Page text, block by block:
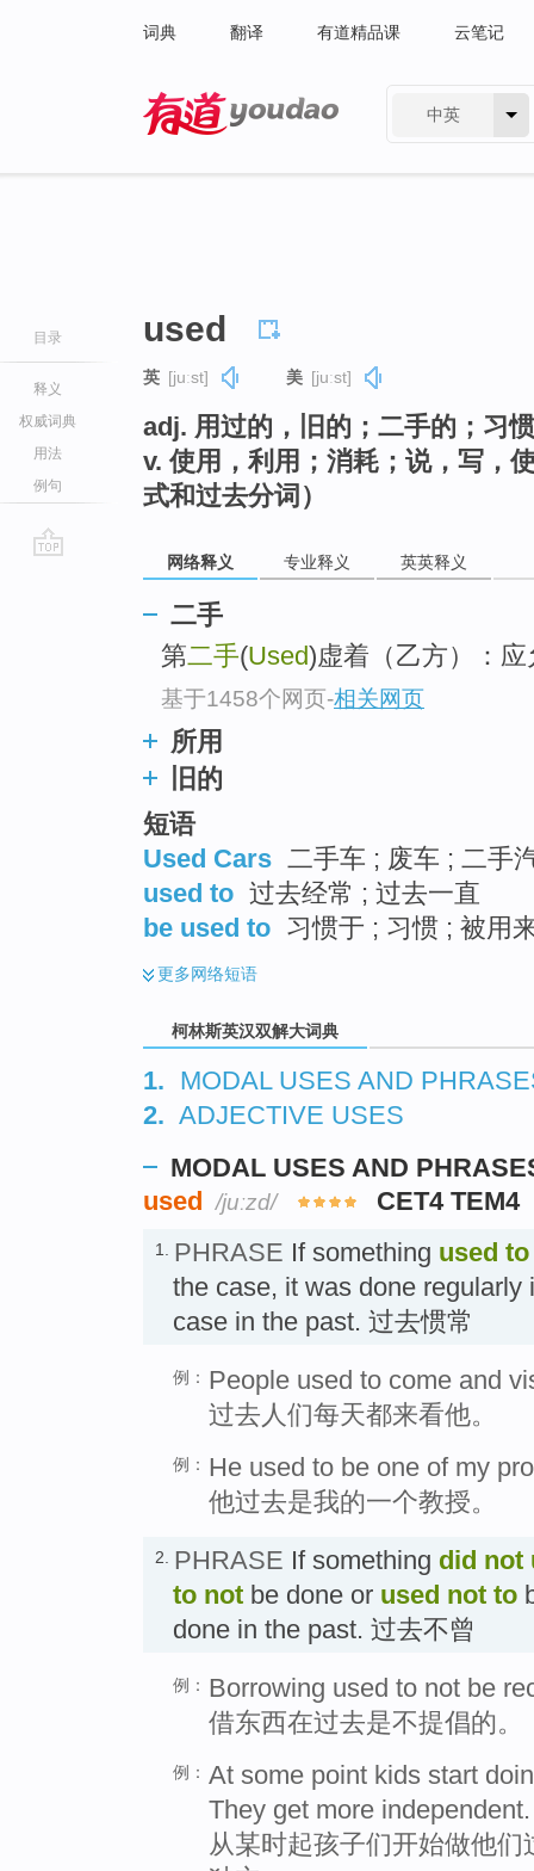
词典 翻译 有道精品课 云笔记
中英
目录
释义
权威词典
用法
例句
used
英 [juːst] 美 [juːst]
adj. 用过的，旧的；二手的；习
v. 使用，利用；消耗；说，写，
式和过去分词）
网络释义 专业释义 英英释义
二手
第二手(Used)虚着（乙方）：应
基于1458个网页-相关网页
所用
旧的
短语
Used Cars 二手车 ; 废车 ; 二手
used to 过去经常 ; 过去一直
be used to 习惯于 ; 习惯 ; 被用
更多网络短语
柯林斯英汉双解大词典
1. MODAL USES AND
2. ADJECTIVE USES
MODAL USES AND
used
/juːzd/ CET4 TEM4
1. PHRASE If something used to
the case, it was done regularly
case in the past. 过去惯常
例： People used to come and
过去人们每天都来看他。
例： He used to be one of my
他过去是我的一个教授。
2. PHRASE If something did not
to not be done or used not to
done in the past. 过去不曾
例： Borrowing used to not be
借东西在过去是不提倡的。
例： At some point kids start
They get more independent.
从某时起孩子们开始做他